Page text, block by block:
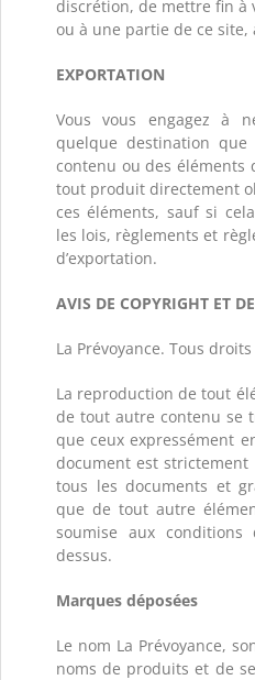
discrétion, de mettre fin à
ou à une partie de ce site,
EXPORTATION
Vous vous engagez à
quelque destination
contenu ou des éléments
tout produit directement
ces éléments, sauf si
les lois, règlements et
d’exportation.
AVIS DE COPYRIGHT ET
La Prévoyance. Tous
La reproduction de tout
de tout autre contenu se
que ceux expressément
document est strictement
tous les documents et
que de tout autre
soumise aux conditions
dessus.
Marques déposées
Le nom La Prévoyance,
noms de produits et de